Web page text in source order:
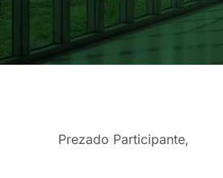
Prezado Participante,